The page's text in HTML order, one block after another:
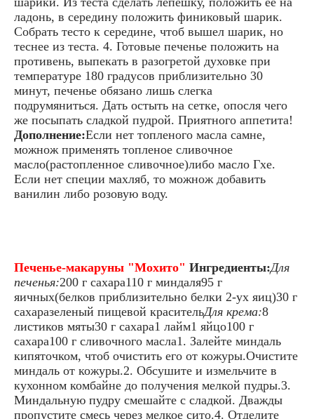
ладонь, в середину положить финиковый шарик.
Собрать тесто к середине, чтоб вышел шарик, но
теснее из теста. 4. Готовые печенье положить на
противень, выпекать в разогретой духовке при
температуре 180 градусов приблизительно 30
минут, печенье обязано лишь слегка
подрумяниться. Дать остыть на сетке, опосля чего
же посыпать сладкой пудрой. Приятного аппетита!
Дополнение:Если нет топленого масла самне,
можнож применять топленое сливочное
масло(растопленное сливочное)либо масло Гхе.
Если нет специи махляб, то можнож добавить
ванилин либо розовую воду.
Печенье-макаруны "Мохито" Ингредиенты:Для
печенья:200 г сахара110 г миндаля95 г
яичных(белков приблизительно белки 2-ух яиц)30 г
сахаразеленый пищевой красительДля крема:8
листиков мяты30 г сахара1 лайм1 яйцо100 г
сахара100 г сливочного масла1. Залейте миндаль
кипяточком, чтоб очистить его от кожуры.Очистите
миндаль от кожуры.2. Обсушите и измельчите в
кухонном комбайне до получения мелкой пудры.3.
Миндальную пудру смешайте с сладкой. Дважды
пропустите смесь через мелкое сито.4. Отделите